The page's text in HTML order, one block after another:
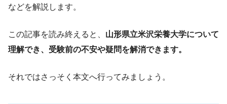
などを解説します。
この記事を読み終えると、 山形県立米沢栄養大学について
理解でき、受験前の不安や疑問を解消できます。
それではさっそく本文へ行ってみましょう。